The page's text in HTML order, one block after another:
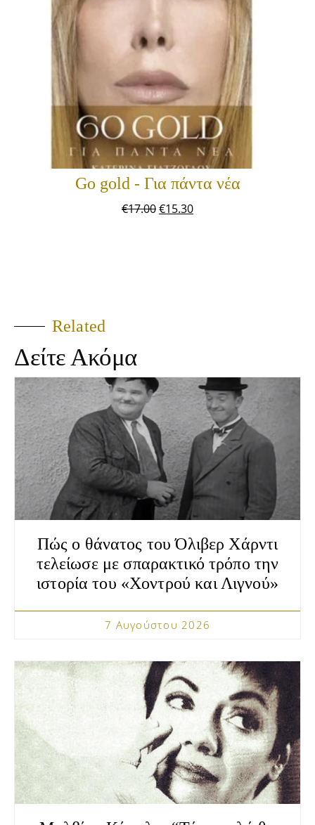
Go gold - Για πάντα νέα
€17.00€15.30
Related
Δείτε Ακόμα
Πώς ο θάνατος του Όλιβερ Χάρντι
τελείωσε με σπαρακτικό τρόπο την
ιστορία του «Χοντρού και Λιγνού»
7 Αυγούστου 2026